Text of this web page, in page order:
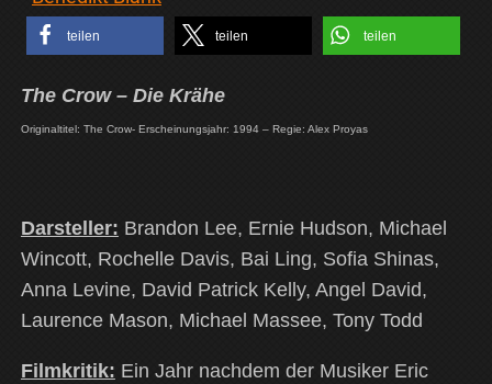
teilen teilen teilen
The Crow – Die Krähe
Originaltitel: The Crow- Erscheinungsjahr: 1994 – Regie: Alex Proyas
Darsteller: Brandon Lee, Ernie Hudson, Michael
Wincott, Rochelle Davis, Bai Ling, Sofia Shinas,
Anna Levine, David Patrick Kelly, Angel David,
Laurence Mason, Michael Massee, Tony Todd
Filmkritik: Ein Jahr nachdem der Musiker Eric